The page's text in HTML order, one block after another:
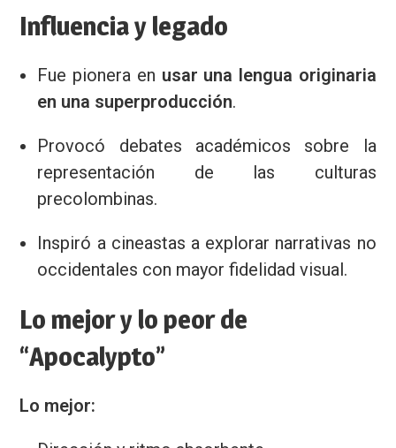
Influencia y legado
Fue pionera en usar una lengua originaria
en una superproducción.
Provocó debates académicos sobre la
representación de las culturas
precolombinas.
Inspiró a cineastas a explorar narrativas no
occidentales con mayor fidelidad visual.
Lo mejor y lo peor de
“Apocalypto”
Lo mejor: